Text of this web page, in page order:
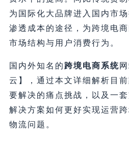
为国际化大品牌进入国内市
渗透成本的途径，为跨境电
市场结构与用户消费行为。
国内外知名的 跨境电商系统
云】，通过本文详细解析目
要解决的痛点挑战，以及一
解决方案如何更好实现运营
物流问题。